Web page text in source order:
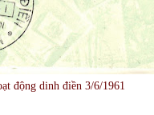
động dinh điền 3/6/1961